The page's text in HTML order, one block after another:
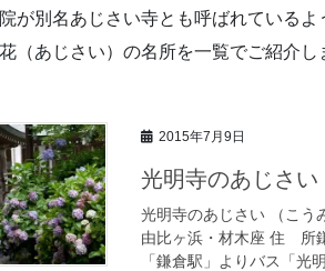
が別名あじさい寺とも呼ばれている
（あじさい）の名所を一覧でご紹介し
2015年7月9日
光明寺のあじさい
光明寺のあじさい （こう
由比ヶ浜・材木座 住 所
「鎌倉駅」よりバス「光